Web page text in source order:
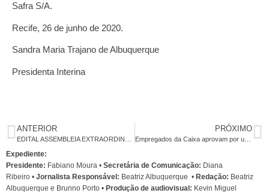
Safra S/A.
Recife, 26 de junho de 2020.
Sandra Maria Trajano de Albuquerque
Presidenta Interina
ANTERIOR PRÓXIMO
Empregados da Caixa aprovam por unanimidade delegação de Pernambuco para 36º Conecef
Expediente:
Presidente: Fabiano Moura • Secretária de Comunicação: Diana
Ribeiro • Jornalista Responsável: Beatriz Albuquerque • Redação: Beatriz
Albuquerque e Brunno Porto • Produção de audiovisual: Kevin Miguel